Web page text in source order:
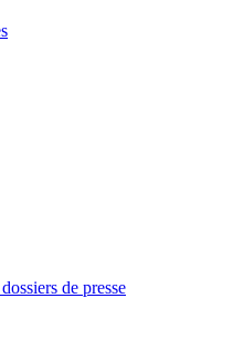
de presse